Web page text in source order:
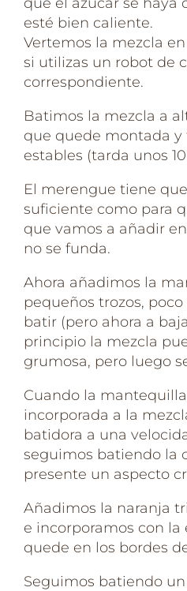
esté bien caliente.
Vertemos la mezcla
si utilizas un robot de
correspondiente.
Batimos la mezcla a
que quede montada y
estables (tarda unos
El merengue tiene
suficiente como para
que vamos a añadir
no se funda.
Ahora añadimos la
pequeños trozos,
batir (pero ahora a
principio la mezcla
grumosa, pero luego
Cuando la
incorporada a la
batidora a una
seguimos batiendo la
presente un aspecto
Añadimos la naranja
e incorporamos con la
quede en los bordes
Seguimos batiendo